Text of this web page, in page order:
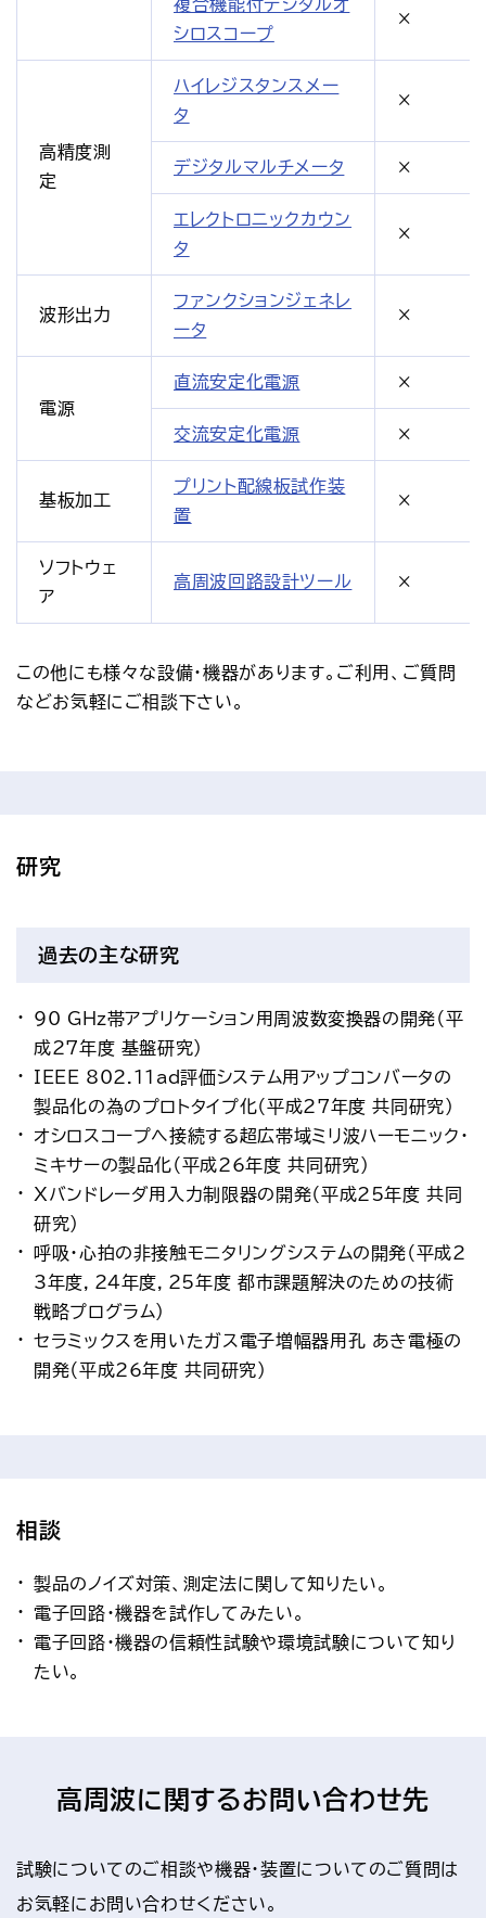
複合機能付デジタルオ
シロスコープ
×
高精度測
定
ハイレジスタンスメー
タ
×
デジタルマルチメータ ×
エレクトロニックカウン
タ
×
波形出力
ファンクションジェネレ
ータ
×
電源
直流安定化電源 ×
交流安定化電源 ×
基板加工
プリント配線板試作装
置
×
ソフトウェ
ア
高周波回路設計ツール ×
この他にも様々な設備・機器があります。ご利用、ご質問
などお気軽にご相談下さい。
研究
過去の主な研究
90 GHz帯アプリケーション用周波数変換器の開発（平
成27年度 基盤研究）
IEEE 802.11ad評価システム用アップコンバータの
製品化の為のプロトタイプ化（平成27年度 共同研究）
オシロスコープへ接続する超広帯域ミリ波ハーモニック・
ミキサーの製品化（平成26年度 共同研究）
Xバンドレーダ用入力制限器の開発（平成25年度 共同
研究）
呼吸・心拍の非接触モニタリングシステムの開発（平成2
3年度，24年度，25年度 都市課題解決のための技術
戦略プログラム）
セラミックスを用いたガス電子増幅器用孔 あき電極の
開発（平成26年度 共同研究）
相談
製品のノイズ対策、測定法に関して知りたい。
電子回路・機器を試作してみたい。
電子回路・機器の信頼性試験や環境試験について知り
たい。
高周波に関するお問い合わせ先
試験についてのご相談や機器・装置についてのご質問は
お気軽にお問い合わせください。